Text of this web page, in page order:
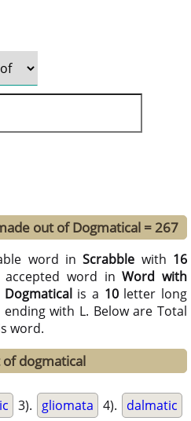
out of Dogmatical = 267
word inScrabble with 16
accepted word inWord with
Dogmaticalis a 10letter long
with L. Below are Total
word.
dogmatical
3). gliomata 4). dalmatic